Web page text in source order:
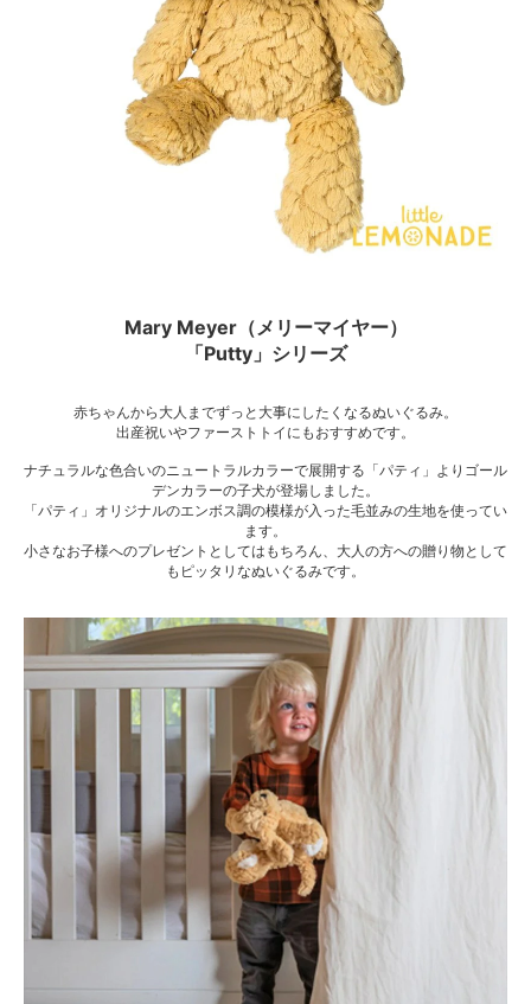
Mary Meyer（メリーマイヤー）
「Putty」シリーズ
赤ちゃんから大人までずっと大事にしたくなるぬいぐるみ。
出産祝いやファーストトイにもおすすめです。
ナチュラルな色合いのニュートラルカラーで展開する「パティ」よりゴール
デンカラーの子犬が登場しました。
「パティ」オリジナルのエンボス調の模様が入った毛並みの生地を使ってい
ます。
小さなお子様へのプレゼントとしてはもちろん、大人の方への贈り物として
もピッタリなぬいぐるみです。